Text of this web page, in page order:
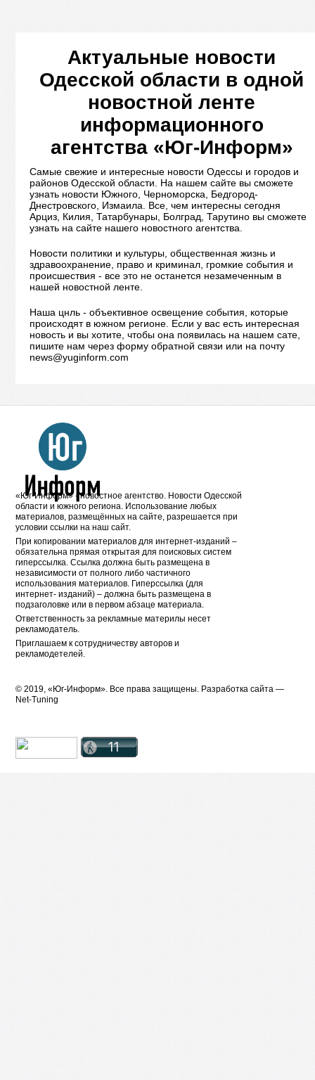
Актуальные новости
Одесской области в одной
новостной ленте
информационного
агентства «Юг-Информ»
Самые свежие и интересные новости Одессы и городов и
районов Одесской области. На нашем сайте вы сможете
узнать новости Южного, Черноморска, Бедгород-
Днестровского, Измаила. Все, чем интересны сегодня
Арциз, Килия, Татарбунары, Болград, Тарутино вы сможете
узнать на сайте нашего новостного агентства.
Новости политики и культуры, общественная жизнь и
здравоохранение, право и криминал, громкие события и
происшествия - все это не останется незамеченным в
нашей новостной ленте.
Наша цнль - объективное освещение события, которые
происходят в южном регионе. Если у вас есть интересная
новость и вы хотите, чтобы она появилась на нашем сате,
пишите нам через форму обратной связи или на почту
news@yuginform.com
«Юг-Информ» - новостное агентство. Новости Одесской
области и южного региона. Использование любых
материалов, размещённых на сайте, разрешается при
условии ссылки на наш сайт.
При копировании материалов для интернет-изданий –
обязательна прямая открытая для поисковых систем
гиперссылка. Ссылка должна быть размещена в
независимости от полного либо частичного
использования материалов. Гиперссылка (для
интернет- изданий) – должна быть размещена в
подзаголовке или в первом абзаце материала.
Ответственность за рекламные материлы несет
рекламодатель.
Приглашаем к сотрудничеству авторов и
рекламодетелей.
© 2019, «Юг-Информ». Все права защищены. Разработка cайта —
Net-Tuning